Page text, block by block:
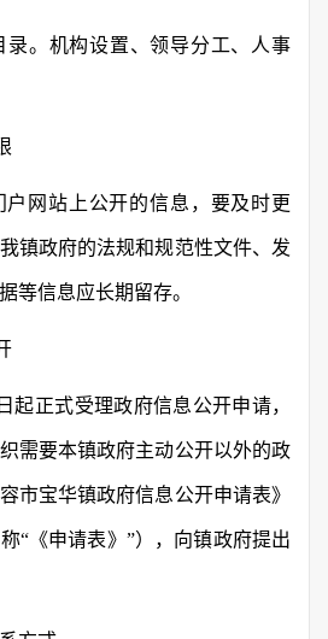
录。机构设置、领导分工、人事
网站上公开的信息，要及时更
镇政府的法规和规范性文件、发
等信息应长期留存。
起正式受理政府信息公开申请，
需要本镇政府主动公开以外的政
市宝华镇政府信息公开申请表》
“《申请表》”），向镇政府提出